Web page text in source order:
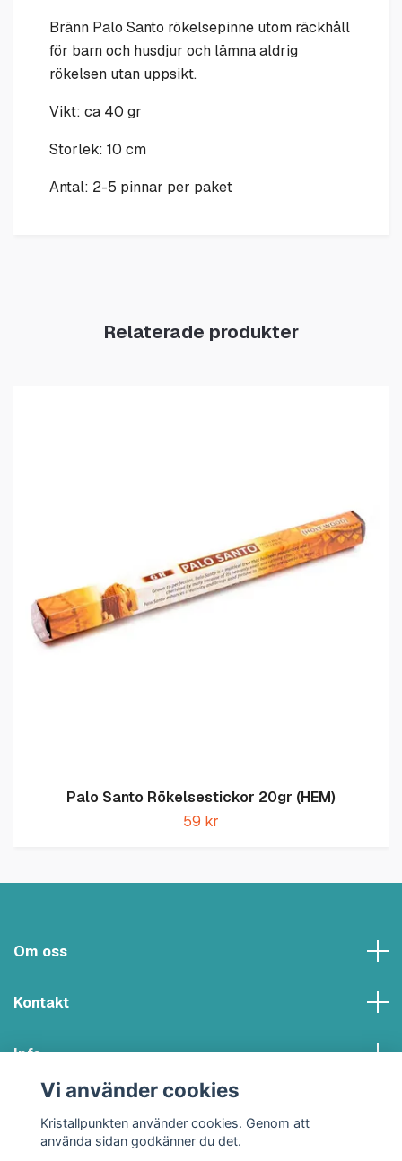
Bränn Palo Santo rökelsepinne utom räckhåll
för barn och husdjur och lämna aldrig
rökelsen utan uppsikt.
Vikt: ca 40 gr
Storlek: 10 cm
Antal: 2-5 pinnar per paket
Palo Santo Rökelsestickor 20gr (HEM)
59 kr
Om oss
Kontakt
Info
Vi använder cookies
Kristallpunkten använder cookies. Genom att
använda sidan godkänner du det.